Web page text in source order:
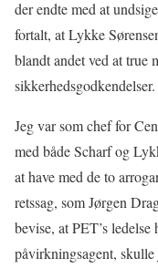
der endte med at
fortalt, at Lykke
blandt andet ved at true
sikkerhedsgodkendelser.
Jeg var som chef for
med både Scharf og
at have med de to
retssag, som Jørgen
bevise, at PET’s
påvirkningsagent,